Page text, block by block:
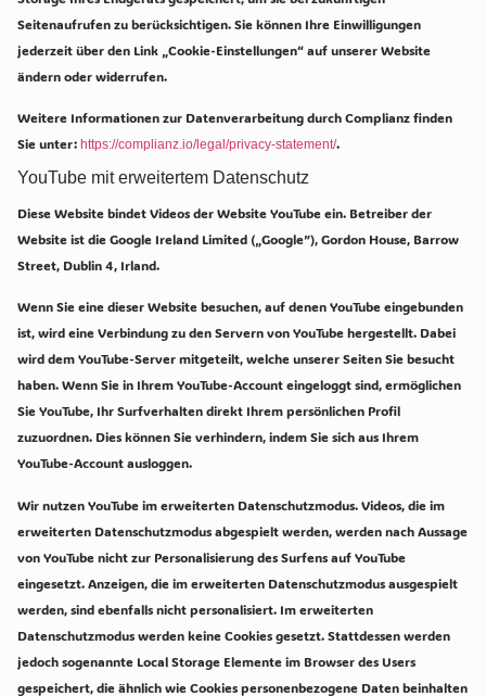
Seitenaufrufen zu berücksichtigen. Sie können Ihre Einwilligungen
jederzeit über den Link „Cookie-Einstellungen“ auf unserer Website
ändern oder widerrufen.
Weitere Informationen zur Datenverarbeitung durch Complianz finden
Sie unter: https://complianz.io/legal/privacy-statement/.
YouTube mit erweitertem Datenschutz
Diese Website bindet Videos der Website YouTube ein. Betreiber der
Website ist die Google Ireland Limited („Google”), Gordon House, Barrow
Street, Dublin 4, Irland.
Wenn Sie eine dieser Website besuchen, auf denen YouTube eingebunden
ist, wird eine Verbindung zu den Servern von YouTube hergestellt. Dabei
wird dem YouTube-Server mitgeteilt, welche unserer Seiten Sie besucht
haben. Wenn Sie in Ihrem YouTube-Account eingeloggt sind, ermöglichen
Sie YouTube, Ihr Surfverhalten direkt Ihrem persönlichen Profil
zuzuordnen. Dies können Sie verhindern, indem Sie sich aus Ihrem
YouTube-Account ausloggen.
Wir nutzen YouTube im erweiterten Datenschutzmodus. Videos, die im
erweiterten Datenschutzmodus abgespielt werden, werden nach Aussage
von YouTube nicht zur Personalisierung des Surfens auf YouTube
eingesetzt. Anzeigen, die im erweiterten Datenschutzmodus ausgespielt
werden, sind ebenfalls nicht personalisiert. Im erweiterten
Datenschutzmodus werden keine Cookies gesetzt. Stattdessen werden
jedoch sogenannte Local Storage Elemente im Browser des Users
gespeichert, die ähnlich wie Cookies personenbezogene Daten beinhalten